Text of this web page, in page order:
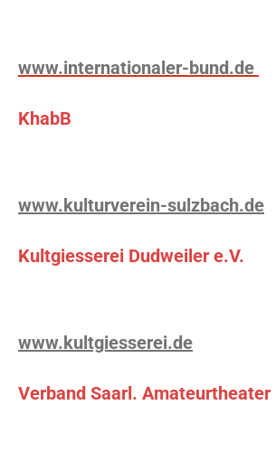
www.internationaler-bund.de
KhabB
www.kulturverein-sulzbach.de
Kultgiesserei Dudweiler e.V.
www.kultgiesserei.de
Verband Saarl. Amateurtheater